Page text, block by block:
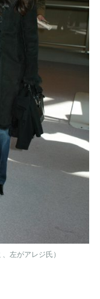
左がアレジ氏）